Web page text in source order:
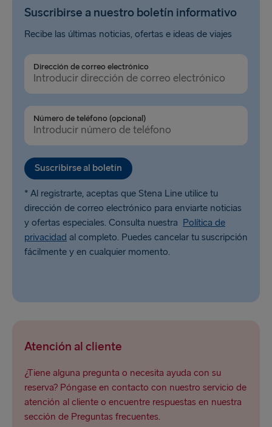
Suscribirse a nuestro boletín informativo
Recibe las últimas noticias, ofertas e ideas de viajes
Dirección de correo electrónico
Número de teléfono (opcional)
Suscribirse al boletín
* Al registrarte, aceptas que Stena Line utilice tu
dirección de correo electrónico para enviarte noticias
y ofertas especiales. Consulta nuestra Política de
privacidad al completo. Puedes cancelar tu suscripción
fácilmente y en cualquier momento.
Atención al cliente
¿Tiene alguna pregunta o necesita ayuda con su
reserva? Póngase en contacto con nuestro servicio de
atención al cliente o encuentre respuestas en nuestra
sección de Preguntas frecuentes.